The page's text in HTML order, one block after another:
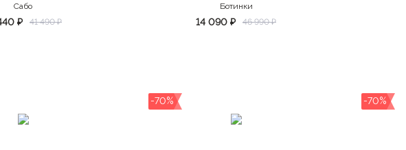
Сабо
₽ 41 490 ₽
Ботинки
14 090 ₽ 46 990 ₽
-70% -70%